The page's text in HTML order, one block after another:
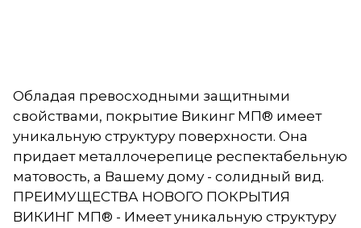
Обладая превосходными защитными
свойствами, покрытие Викинг МП® имеет
уникальную структуру поверхности. Она
придает металлочерепице респектабельную
матовость, а Вашему дому - солидный вид.
ПРЕИМУЩЕСТВА НОВОГО ПОКРЫТИЯ
ВИКИНГ МП® - Имеет уникальную структуру